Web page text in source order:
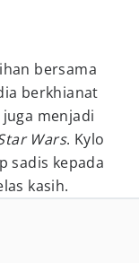
bersama
berkhianat
menjadi
Wars. Kylo
sadis kepada
kasih.